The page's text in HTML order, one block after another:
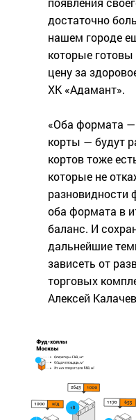
достаточно
нашем городе
которые
цену за
ХК «Адамант».
«Оба формата
корты — будут
кортов тоже
которые не
разновидности
оба формата в
баланс. И
дальнейшие
зависеть от
торговых
Алексей